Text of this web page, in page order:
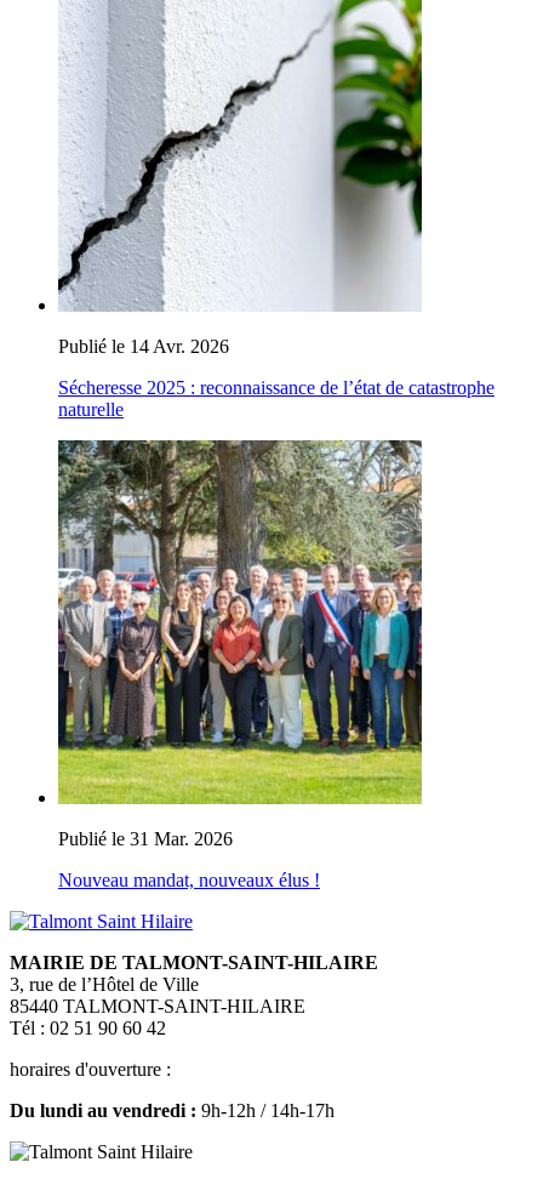
Publié le 14 Avr. 2026
Sécheresse 2025 : reconnaissance de l’état de catastrophe
naturelle
Publié le 31 Mar. 2026
Nouveau mandat, nouveaux élus !
MAIRIE DE TALMONT-SAINT-HILAIRE
3, rue de l’Hôtel de Ville
85440 TALMONT-SAINT-HILAIRE
Tél : 02 51 90 60 42
horaires d'ouverture :
Du lundi au vendredi : 9h-12h / 14h-17h